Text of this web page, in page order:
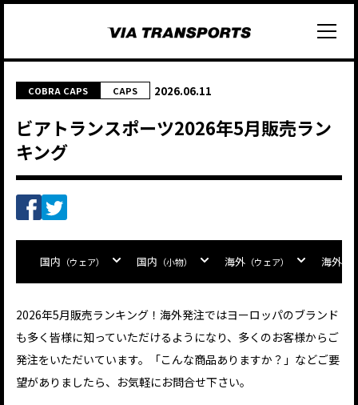
COBRA CAPS CAPS 2026.06.11
ビアトランスポーツ2026年5月販売ラン
キング
国内 （ウェア） 国内 （小物） 海外 （ウェア） 海外
2026年5月販売ランキング！海外発注ではヨーロッパのブランド
も多く皆様に知っていただけるようになり、多くのお客様からご
発注をいただいています。「こんな商品ありますか？」などご要
望がありましたら、お気軽にお問合せ下さい。